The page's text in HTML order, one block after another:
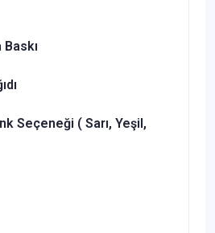
Baskı
Seçeneği ( Sarı, Yeşil,